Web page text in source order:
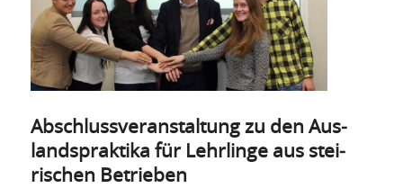
Abschluss­ver­anstal­tung zu den Aus­
lands­prak­ti­ka für Lehr­linge aus stei­
rischen Be­trieben